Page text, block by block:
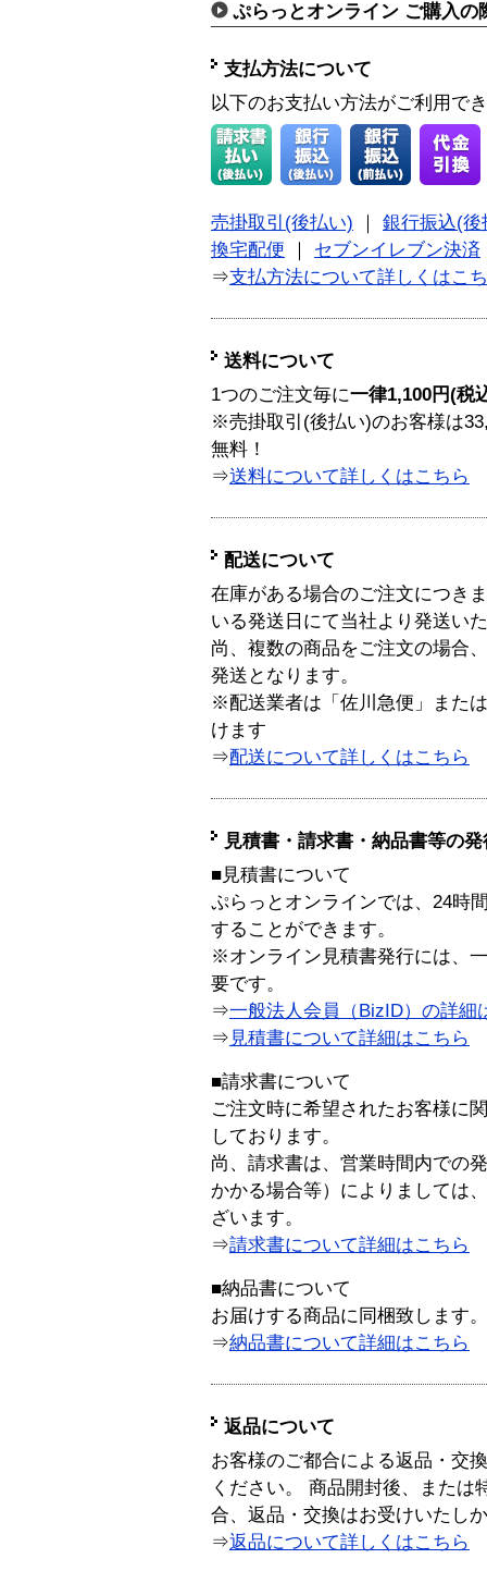
ぷらっとオンライン ご購入の
支払方法について
以下のお支払い方法がご利用で
売掛取引(後払い)
銀行振込(後
換宅配便
セブンイレブン決済
⇒支払方法について詳しくはこ
送料について
1つのご注文毎に一律1,100円(税
※売掛取引(後払い)のお客様は
無料！
⇒送料について詳しくはこちら
配送について
在庫がある場合のご注文につき
いる発送日にて当社より発送い
尚、複数の商品をご注文の場合
発送となります。
※配送業者は「佐川急便」また
けます
⇒配送について詳しくはこちら
見積書・請求書・納品書等の
■見積書について
ぷらっとオンラインでは、24時
することができます。
※オンライン見積書発行には、
要です。
⇒一般法人会員（BizID）の詳細
⇒ 見積書について詳細はこちら
■請求書について
ご注文時に希望されたお客様に
しております。
尚、請求書は、営業時間内での
かかる場合等）によりましては
ざいます。
⇒請求書について詳細はこちら
■納品書について
お届けする商品に同梱致します。
⇒納品書について詳細はこちら
返品について
お客様のご都合による返品・交
ください。 商品開封後、または
合、返品・交換はお受けいたし
⇒返品について詳しくはこちら